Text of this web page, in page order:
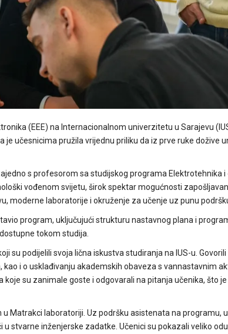
(EEE) na Internacionalnom univerzitetu u Sarajevu
je učesnicima pružila vrijednu priliku da iz prve ruke dožive
s profesorom sa studijskog programa Elektrotehnika i
vođenom svijetu, širok spektar mogućnosti
moderne laboratorije i okruženje za učenje uz punu
program, uključujući strukturu nastavnog plana i
tokom studija.
su podijelili svoja lična iskustva studiranja na IUS-u.
i o usklađivanju akademskih obaveza s vannastavnim
su zanimale goste i odgovarali na pitanja učenika, što
Matrakci laboratoriji. Uz podršku asistenata na programu,
stvarne inženjerske zadatke. Učenici su pokazali veliko